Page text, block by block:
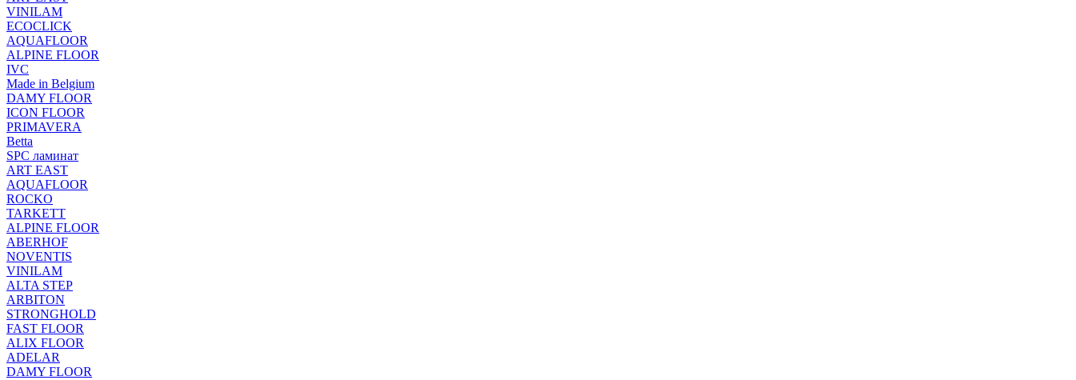
VINILAM
ECOCLICK
AQUAFLOOR
ALPINE FLOOR
IVC
Made in Belgium
DAMY FLOOR
ICON FLOOR
PRIMAVERA
Betta
SPC ламинат
ART EAST
AQUAFLOOR
ROCKO
TARKETT
ALPINE FLOOR
ABERHOF
NOVENTIS
VINILAM
ALTA STEP
ARBITON
STRONGHOLD
FAST FLOOR
ALIX FLOOR
ADELAR
DAMY FLOOR